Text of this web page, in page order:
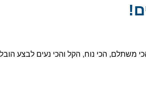
משתלם, הכי נוח, הקל והכי נעים לבצע